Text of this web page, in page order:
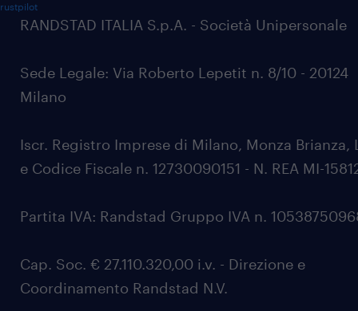
RANDSTAD ITALIA S.p.A. - Società Unipersonale
Sede Legale: Via Roberto Lepetit n. 8/10 - 20124
Milano
Iscr. Registro Imprese di Milano, Monza Brianza,
e Codice Fiscale n. 12730090151 - N. REA MI-
Partita IVA: Randstad Gruppo IVA n.
Cap. Soc. € 27.110.320,00 i.v. - Direzione e
Coordinamento Randstad N.V.